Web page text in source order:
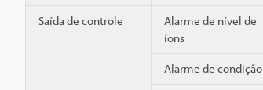
Saída de controle
Alarme de nível de
íons
Alarme de condição